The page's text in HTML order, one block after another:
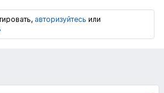
авторизуйтесь или